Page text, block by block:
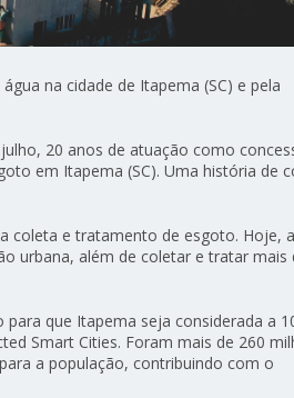
na cidade de Itapema (SC) e pela
20 anos de atuação como
em Itapema (SC). Uma história de
coleta e tratamento de esgoto. Hoje,
urbana, além de coletar e tratar mais
que Itapema seja considerada a
Smart Cities. Foram mais de 260
a população, contribuindo com o